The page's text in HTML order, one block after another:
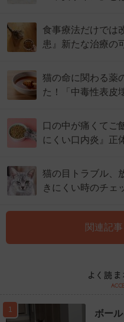
食事療法だけでは
患』新たな治療の
猫の命に関わる薬
た！「中毒性表皮
口の中が痛くてご
にくい口内炎』正
猫の目トラブル、
きにくい時のチェ
関連記
1
ボー